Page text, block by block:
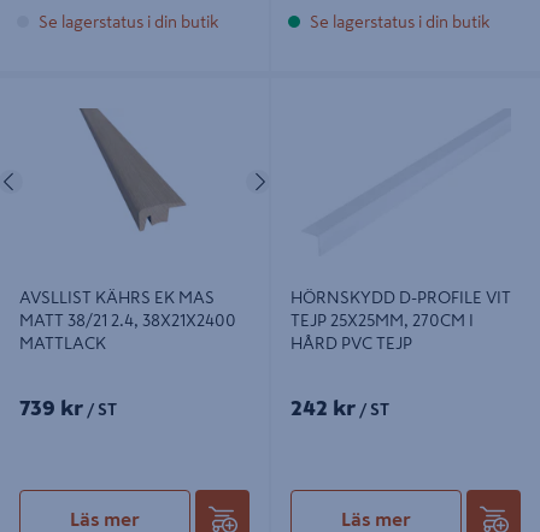
Se lagerstatus i din butik Se lagerstatus i din butik
38/21 2.4, 38X21X2400 MATTLACK
Föregående
AVSLLIST KÄHRS EK MAS
MATT 38/21 2.4, 38X21X2400
MATTLACK
739 kr / ST
Läs mer
HÖRNSKYDD D-PROFILE VIT
TEJP 25X25MM, 270CM I
HÅRD PVC TEJP
242 kr / ST
Läs mer